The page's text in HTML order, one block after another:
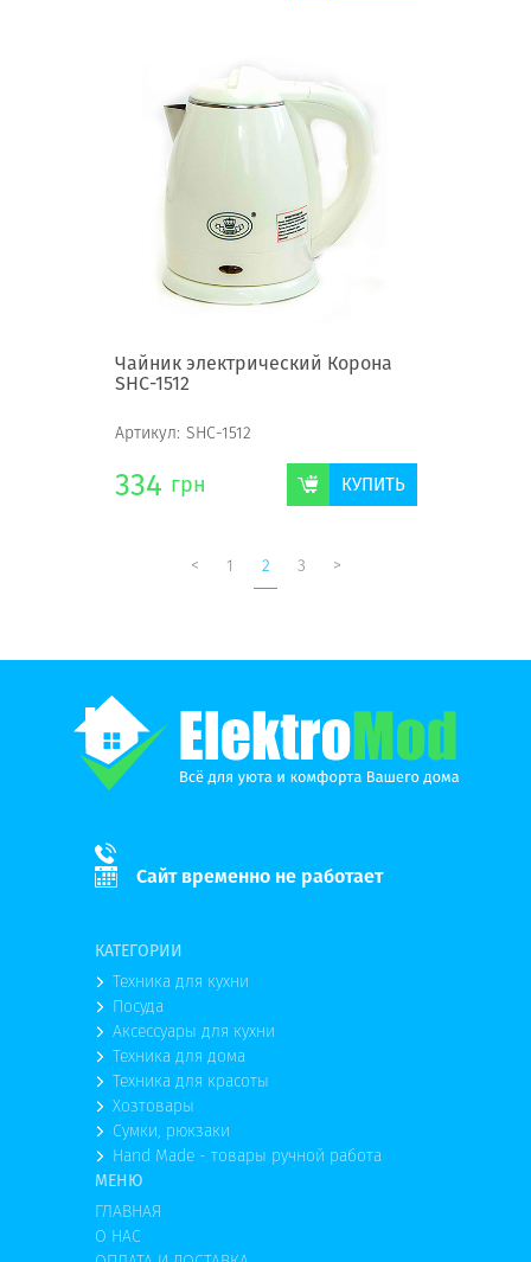
Чайник электрический Корона
SHC-1512
Артикул: SHC-1512
334 грн КУПИТЬ
< 1 2 3 >
Сайт временно не работает
КАТЕГОРИИ
Техника для кухни
Посуда
Аксессуары для кухни
Техника для дома
Техника для красоты
Хозтовары
Сумки, рюкзаки
Hand Made - товары ручной работа
МЕНЮ
ГЛАВНАЯ
О НАС